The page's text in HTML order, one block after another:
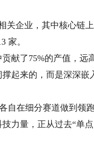
企业，其中核心链
家。
了75%的产值，远
起来的，而是深深嵌
在细分赛道做到领
力量，正从过去“单